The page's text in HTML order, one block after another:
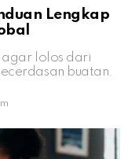
Lengkap
agar lolos dari
buatan.